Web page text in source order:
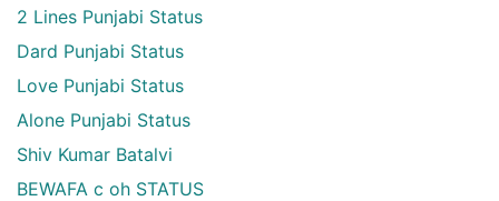
2 Lines Punjabi Status
Dard Punjabi Status
Love Punjabi Status
Alone Punjabi Status
Shiv Kumar Batalvi
BEWAFA c oh STATUS